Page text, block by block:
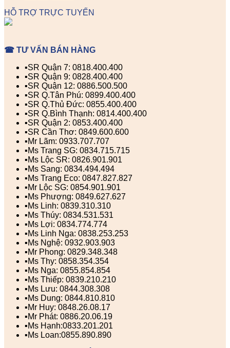
HỖ TRỢ TRỰC TUYẾN
☎ TƯ VẤN BÁN HÀNG
▪️SR Quận 7: 0818.400.400
▪️SR Quận 9: 0828.400.400
▪️SR Quận 12: 0886.500.500
▪️SR Q.Tân Phú: 0899.400.400
▪️SR Q.Thủ Đức: 0855.400.400
▪️SR Q.Bình Thạnh: 0814.400.400
▪️SR Quận 2: 0853.400.400
▪️SR Cần Thơ: 0849.600.600
▪️Mr Lãm: 0933.707.707
▪️Ms Trang SG: 0834.715.715
▪️Ms Lộc SR: 0826.901.901
▪️Ms Sang: 0834.494.494
▪️Ms Trang Eco: 0847.827.827
▪️Mr Lộc SG: 0854.901.901
▪️Ms Phượng: 0849.627.627
▪️Ms Linh: 0839.310.310
▪️Ms Thúy: 0834.531.531
▪️Ms Lợi: 0834.774.774
▪️Ms Linh Nga: 0838.253.253
▪️Ms Nghệ: 0932.903.903
▪️Mr Phong: 0829.348.348
▪️Ms Thy: 0858.354.354
▪️Ms Nga: 0855.854.854
▪️Ms Thiếp: 0839.210.210
▪️Ms Lưu: 0844.308.308
▪️Ms Dung: 0844.810.810
▪️Mr Huy: 0848.26.08.17
▪️Mr Phát: 0886.20.06.19
▪️Ms Hạnh:0833.201.201
▪️Ms Loan:0855.890.890